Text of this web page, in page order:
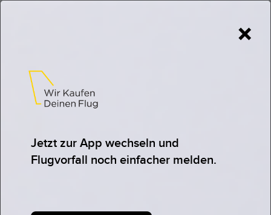
Flight delay or cancellation at
Lisbon Airport
CHECK CLAIMS FOR FREE NOW
×
Jetzt zur App wechseln und
Flugvorfall noch einfacher melden.